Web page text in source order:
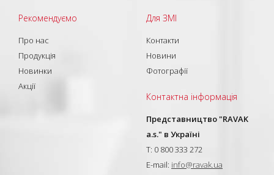
Рекомендуємо
Про нас
Продукція
Новинки
Акції
Для ЗМІ
Контакти
Новини
Фотографії
Контактна інформація
Представництво "RAVAK
a.s." в Україні
T: 0 800 333 272
E-mail: info@ravak.ua